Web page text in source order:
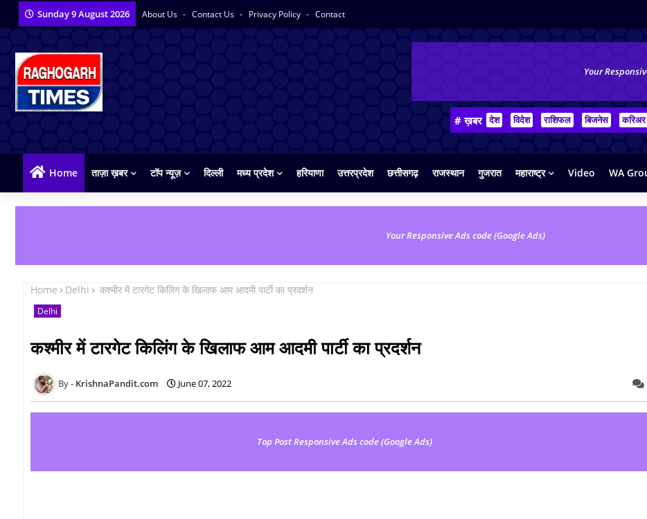
Sunday 9 August 2026 About Us Contact Us Privacy Policy Contact
Your
# ख़बर देश विदेश राशिफल बिजनेस करिअर
Home ताज़ा ख़बर टॉप न्यूज़ दिल्ली मध्य प्रदेश हरियाणा उत्तरप्रदेश छत्तीसगढ़ राजस्थान गुजरात महाराष्ट्र Video WA
Your Responsive Ads code (Google Ads)
Home Delhi कश्मीर में टारगेट किलिंग के खिलाफ आम आदमी पार्टी का प्रदर्शन
Delhi
कश्मीर में टारगेट किलिंग के खिलाफ आम आदमी पार्टी का प्रदर्शन
KrishnaPandit.com June 07, 2022
Top Post Responsive Ads code (Google Ads)